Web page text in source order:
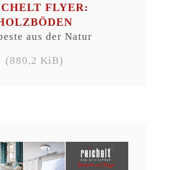
FLYER:
aus der Natur
(880,2 KiB)